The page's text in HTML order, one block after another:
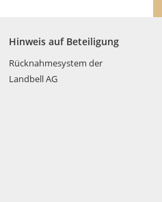
Hinweis auf Beteiligung
Rücknahmesystem der
Landbell AG